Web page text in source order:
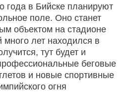
года в Бийске планируют
поле. Оно станет
объектом на стадионе
много лет находился в
тут будет и
беговые
и новые спортивные
огня